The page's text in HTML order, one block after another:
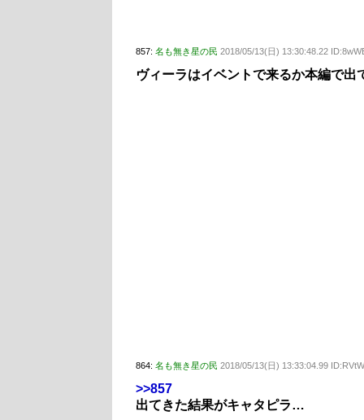
857: 名も無き星の民 2018/05/13(日) 13:30:48.22
ヴィーラはイベントで来るか本編で
864: 名も無き星の民 2018/05/13(日) 13:33:04.99
>>857
出てきた結果がキャタピラ…